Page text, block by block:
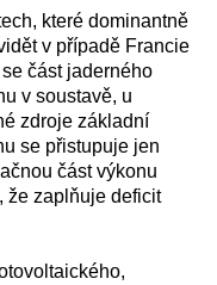
které dominantně
v případě Francie
část jaderného
v soustavě, u
zdroje základní
se přistupuje jen
část výkonu
že zaplňuje deficit